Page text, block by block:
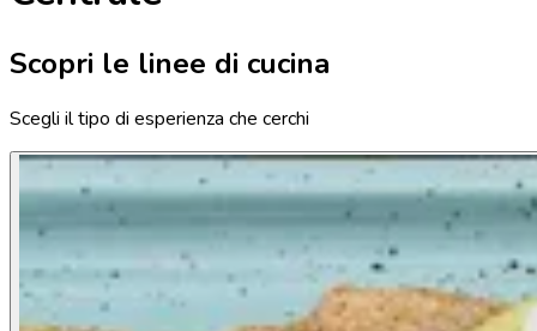
Scopri le linee di cucina
Scegli il tipo di esperienza che cerchi